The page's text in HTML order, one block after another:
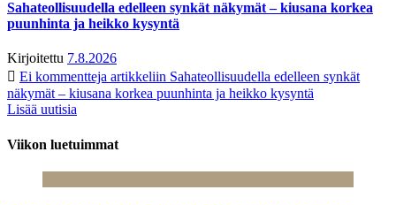
Sahateollisuudella edelleen synkät näkymät – kiusana korkea
puunhinta ja heikko kysyntä
Kirjoitettu 7.8.2026
Ei kommentteja artikkeliin Sahateollisuudella edelleen synkät
näkymät – kiusana korkea puunhinta ja heikko kysyntä
Lisää uutisia
Viikon luetuimmat